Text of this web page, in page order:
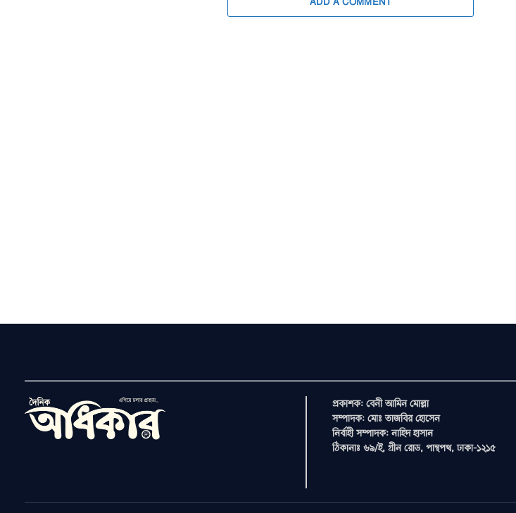
প্রকাশক: বেনী আমিন মোল্লা
সম্পাদক: মোঃ তাজবির হোসেন
নির্বাহী সম্পাদক: নাহিদ হাসান
ঠিকানাঃ ৬৯/ই, গ্রীন রোড, পান্থপথ, ঢাকা-১২১৫